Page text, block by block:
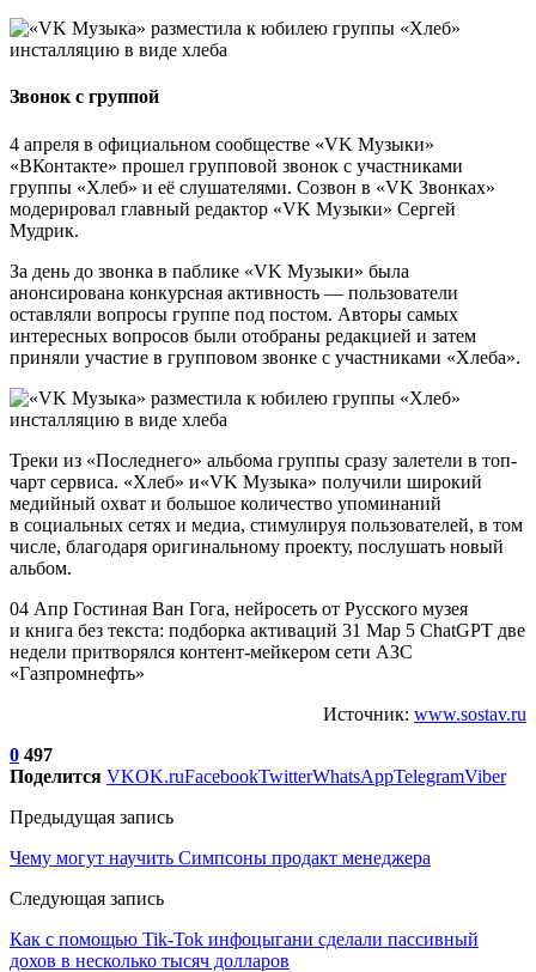
Звонок с группой
4 апреля в официальном сообществе «VK Музыки»
«ВКонтакте» прошел групповой звонок с участниками
группы «Хлеб» и её слушателями. Созвон в «VK Звонках»
модерировал главный редактор «VK Музыки» Сергей
Мудрик.
За день до звонка в паблике «VK Музыки» была
анонсирована конкурсная активность — пользователи
оставляли вопросы группе под постом. Авторы самых
интересных вопросов были отобраны редакцией и затем
приняли участие в групповом звонке с участниками «Хлеба».
Треки из «Последнего» альбома группы сразу залетели в топ-
чарт сервиса. «Хлеб» и«VK Музыка» получили широкий
медийный охват и большое количество упоминаний
в социальных сетях и медиа, стимулируя пользователей, в том
числе, благодаря оригинальному проекту, послушать новый
альбом.
04 Апр Гостиная Ван Гога, нейросеть от Русского музея
и книга без текста: подборка активаций 31 Мар 5 ChatGPT две
недели притворялся контент-мейкером сети АЗС
«Газпромнефть»
Источник: www.sostav.ru
0 497
Поделится VKOK.ruFacebookTwitterWhatsAppTelegramViber
Предыдущая запись
Чему могут научить Симпсоны продакт менеджера
Следующая запись
Как с помощью Tik-Tok инфоцыгани сделали пассивный
дохов в несколько тысяч долларов